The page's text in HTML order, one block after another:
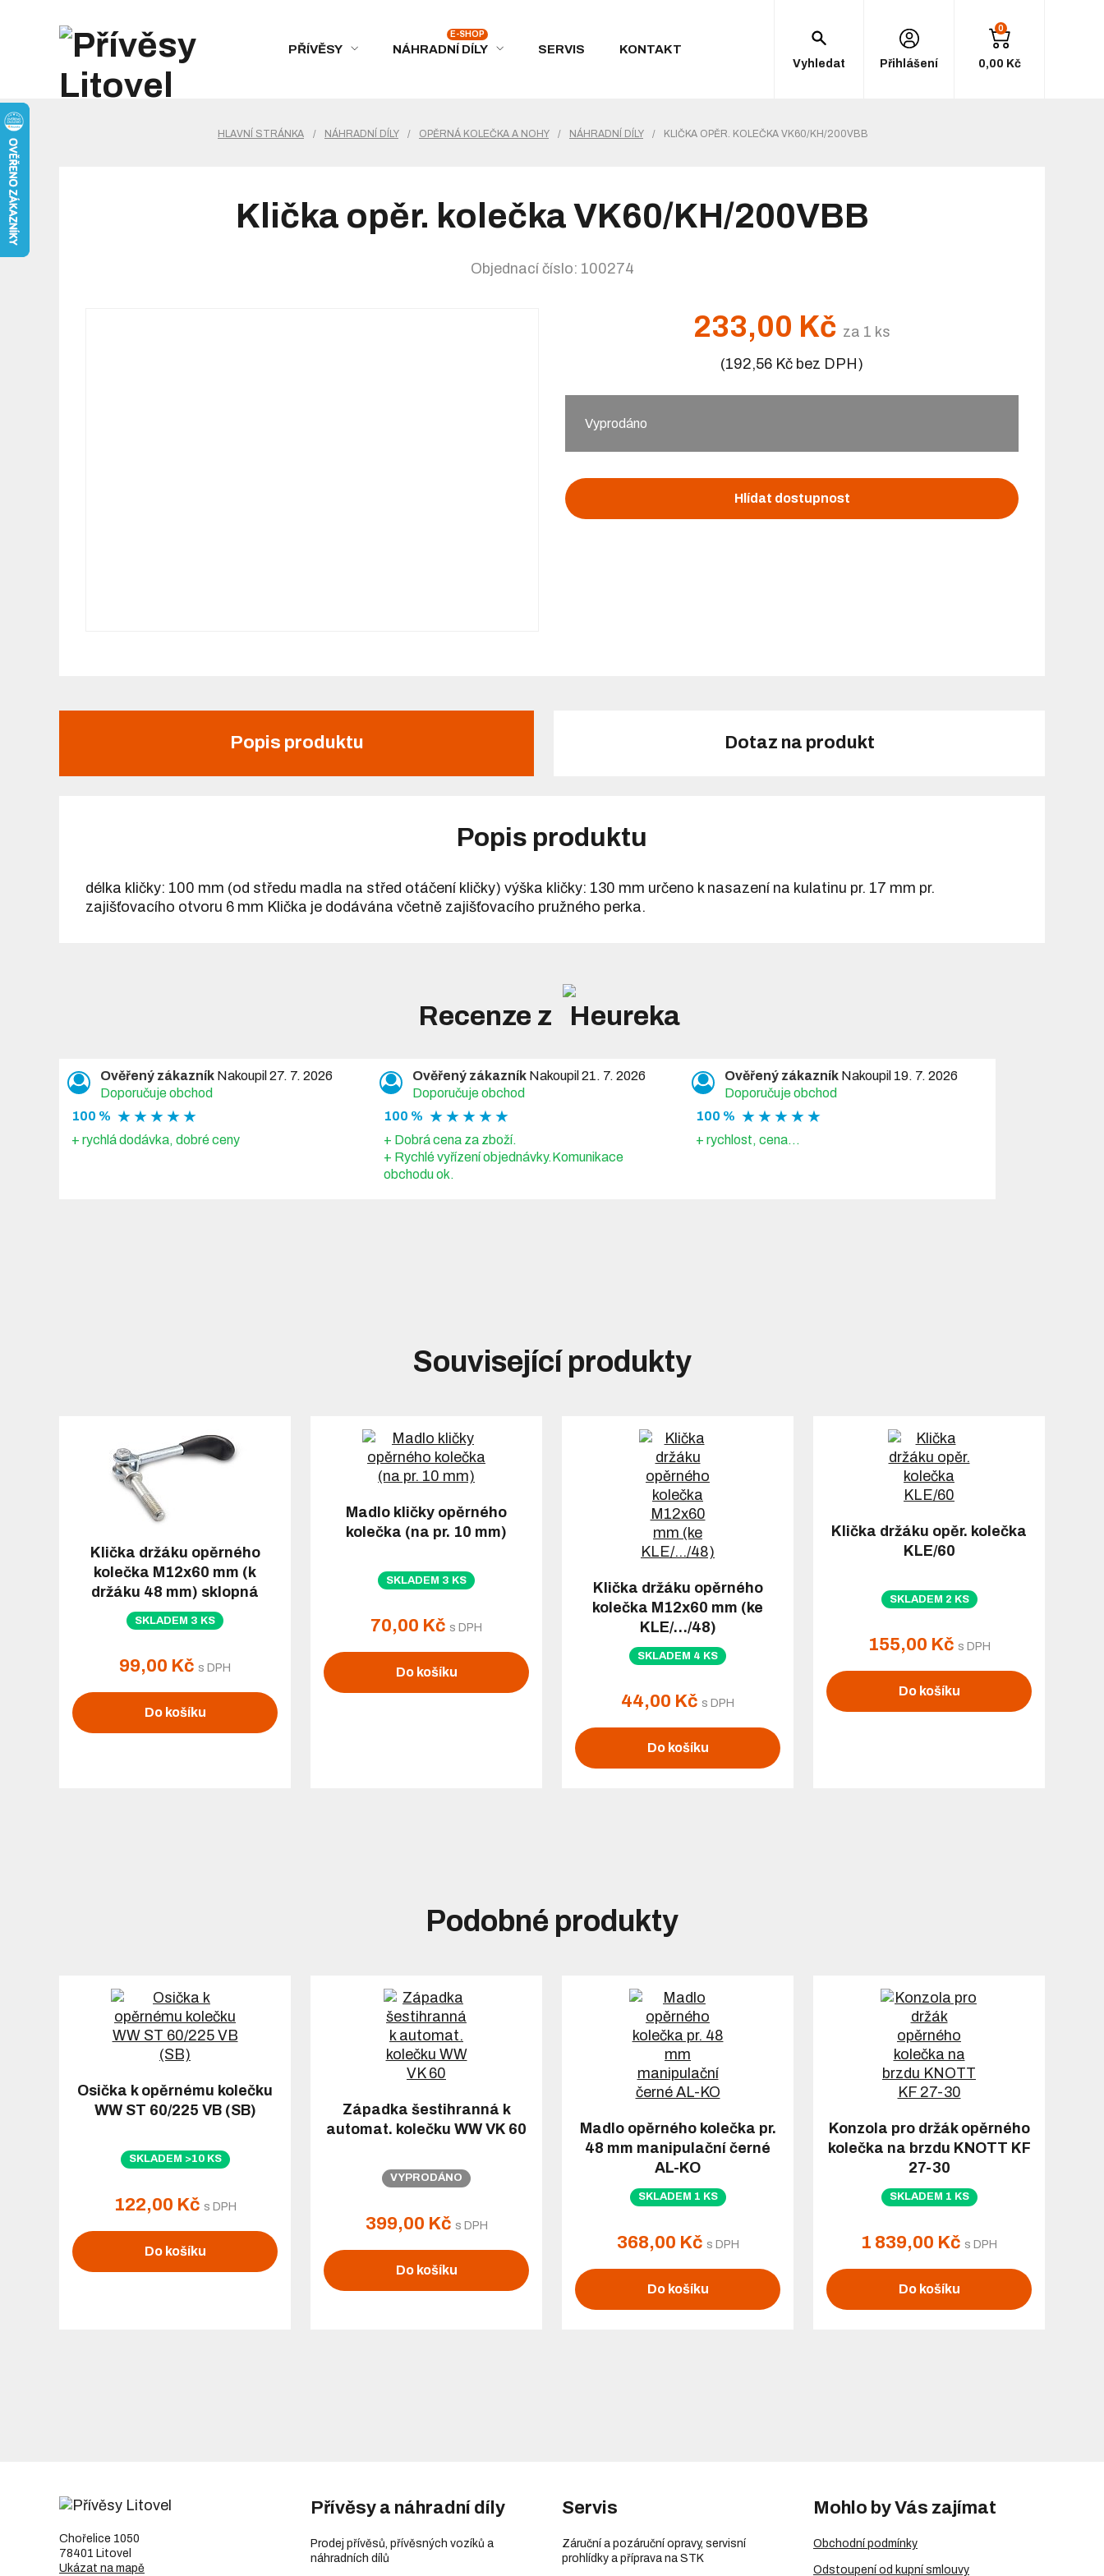
PŘÍVĚSY NÁHRADNÍ DÍLY SERVIS KONTAKT
Vyhledat Přihlášení
0
0,00 Kč
HLAVNÍ STRÁNKA / NÁHRADNÍ DÍLY / OPĚRNÁ KOLEČKA A NOHY / NÁHRADNÍ DÍLY / KLIČKA OPĚR. KOLEČKA VK60/KH/200VBB
Klička opěr. kolečka VK60/KH/200VBB
Objednací číslo: 100274
233,00 Kč za 1 ks
(192,56 Kč bez DPH)
Vyprodáno
Hlídat dostupnost
Popis produktu Dotaz na produkt
Popis produktu
délka kličky: 100 mm (od středu madla na střed otáčení kličky) výška kličky: 130 mm určeno k nasazení na kulatinu pr. 17 mm pr.
zajišťovacího otvoru 6 mm Klička je dodávána včetně zajišťovacího pružného perka.
Recenze z
Ověřený zákazník Nakoupil 27. 7. 2026
Doporučuje obchod
100 % ★ ★ ★ ★ ★
+ rychlá dodávka, dobré ceny
Ověřený zákazníkNakoupil 21. 7. 2026
Doporučuje obchod
100 % ★ ★ ★ ★ ★
+ Dobrá cena za zboží.
+ Rychlé vyřízení objednávky.Komunikace
obchodu ok.
Ověřený zákazníkNakoupil 19. 7. 2026
Doporučuje obchod
100 % ★ ★ ★ ★ ★
+ rychlost, cena...
Související produkty
Klička držáku opěrného
kolečka M12x60 mm (k
držáku 48 mm) sklopná
SKLADEM 3 KS
99,00 Kč s DPH
Do košíku
Madlo kličky opěrného
kolečka (na pr. 10 mm)
SKLADEM 3 KS
70,00 Kč s DPH
Do košíku
Klička držáku opěrného
kolečka M12x60 mm (ke
KLE/…/48)
SKLADEM 4 KS
44,00 Kč s DPH
Do košíku
Klička držáku opěr. kolečka
KLE/60
SKLADEM 2 KS
155,00 Kč s DPH
Do košíku
Podobné produkty
Osička k opěrnému kolečku
WW ST 60/225 VB (SB)
SKLADEM >10 KS
122,00 Kč s DPH
Do košíku
Západka šestihranná k
automat. kolečku WW VK 60
VYPRODÁNO
399,00 Kč s DPH
Do košíku
Madlo opěrného kolečka pr.
48 mm manipulační černé
AL-KO
SKLADEM 1 KS
368,00 Kč s DPH
Do košíku
Konzola pro držák opěrného
kolečka na brzdu KNOTT KF
27-30
SKLADEM 1 KS
1 839,00 Kč s DPH
Do košíku
Chořelice 1050
78401 Litovel
Ukázat na mapě
Přívěsy a náhradní díly
Prodej přívěsů, přívěsných vozíků a
náhradních dílů
Servis
Záruční a pozáruční opravy, servisní
prohlídky a příprava na STK
Mohlo by Vás zajímat
Obchodní podmínky
Odstoupení od kupní smlouvy